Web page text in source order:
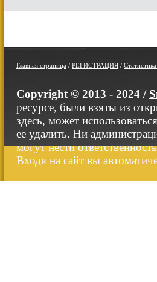
Главная страница / РЕГИСТРАЦИЯ /
Copyright © 2013 - 2024 /
ресурсе, были взяты из
здесь, может
ее удалить. Ни
могут нести
Входя на сайт вы